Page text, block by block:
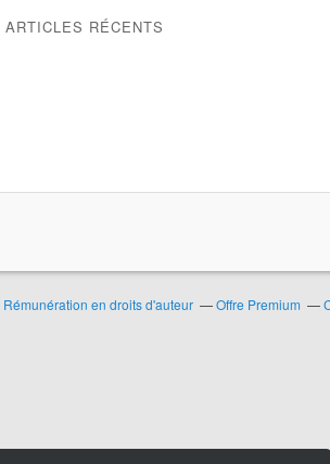
ARTICLES RÉCENTS
Rémunération en droits d'auteur Offre Premium